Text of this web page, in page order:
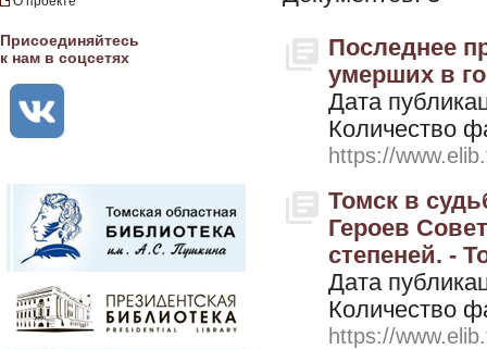
Присоединяйтесь
к нам в соцсетях
Последнее
умерших в
Дата
Количество
https://
Томск в
Героев
степеней. -
Дата
Количество
https://